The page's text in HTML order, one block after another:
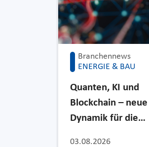
Branchennews
ENERGIE & BAU
03.08.2026
Quanten, KI und
Blockchain – neue
Dynamik für die…